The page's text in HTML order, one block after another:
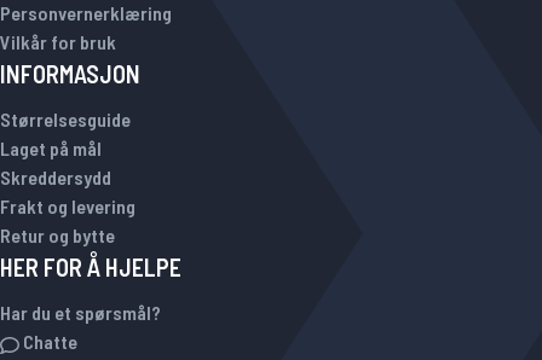
Personvernerklæring
Vilkår for bruk
INFORMASJON
Størrelsesguide
Laget på mål
Skreddersydd
Frakt og levering
Retur og bytte
HER FOR Å HJELPE
Har du et spørsmål?
Chatte